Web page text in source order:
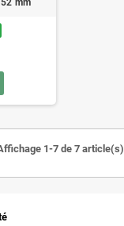
mm
1-7 de 7 article(s)